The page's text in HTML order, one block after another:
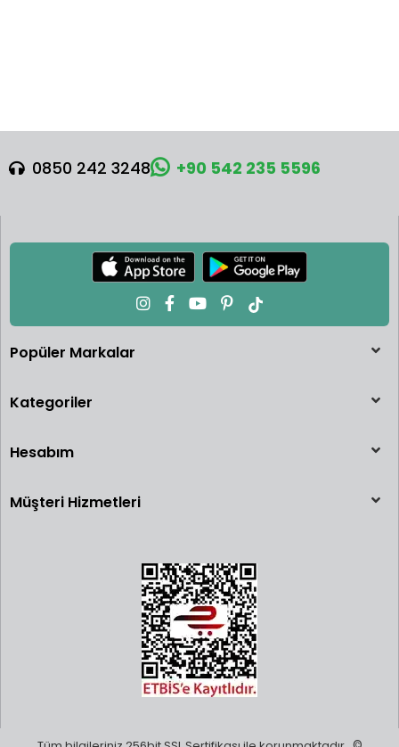
0850 242 3248 +90 542 235 5596
Popüler Markalar
Kategoriler
Hesabım
Müşteri Hizmetleri